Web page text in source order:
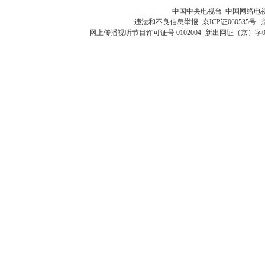
中国中央电视台 中国网络电
违法和不良信息举报 京ICP证060535号
网上传播视听节目许可证号 0102004 新出网证（京）